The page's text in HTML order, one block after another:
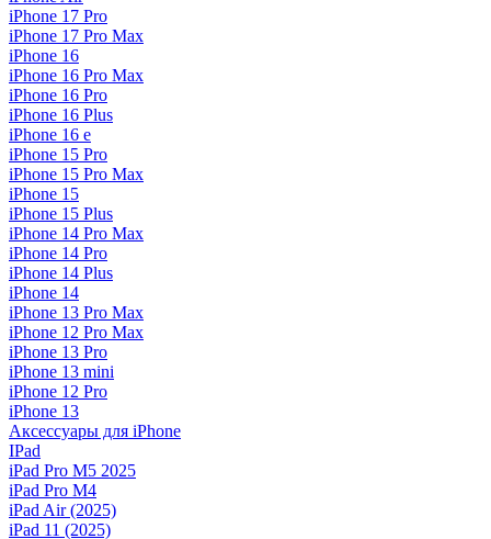
iPhone 17 Pro
iPhone 17 Pro Max
iPhone 16
iPhone 16 Pro Max
iPhone 16 Pro
iPhone 16 Plus
iPhone 16 e
iPhone 15 Pro
iPhone 15 Pro Max
iPhone 15
iPhone 15 Plus
iPhone 14 Pro Max
iPhone 14 Pro
iPhone 14 Plus
iPhone 14
iPhone 13 Pro Max
iPhone 12 Pro Max
iPhone 13 Pro
iPhone 13 mini
iPhone 12 Pro
iPhone 13
Аксессуары для iPhone
IPad
iPad Pro M5 2025
iPad Pro M4
iPad Air (2025)
iPad 11 (2025)